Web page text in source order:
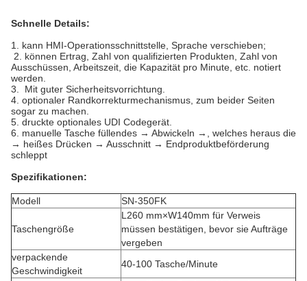
Schnelle Details:
1. kann HMI-Operationsschnittstelle, Sprache verschieben;
2. können Ertrag, Zahl von qualifizierten Produkten, Zahl von
Ausschüssen, Arbeitszeit, die Kapazität pro Minute, etc. notiert
werden.
3. Mit guter Sicherheitsvorrichtung.
4. optionaler Randkorrekturmechanismus, zum beider Seiten
sogar zu machen.
5. druckte optionales UDI Codegerät.
6. manuelle Tasche füllendes → Abwickeln →, welches heraus die
→ heißes Drücken → Ausschnitt → Endproduktbeförderung
schleppt
Spezifikationen:
Modell SN-350FK
Taschengröße
L260 mm×W140mm für Verweis
müssen bestätigen, bevor sie Aufträge
vergeben
verpackende
Geschwindigkeit
40-100 Tasche/Minute